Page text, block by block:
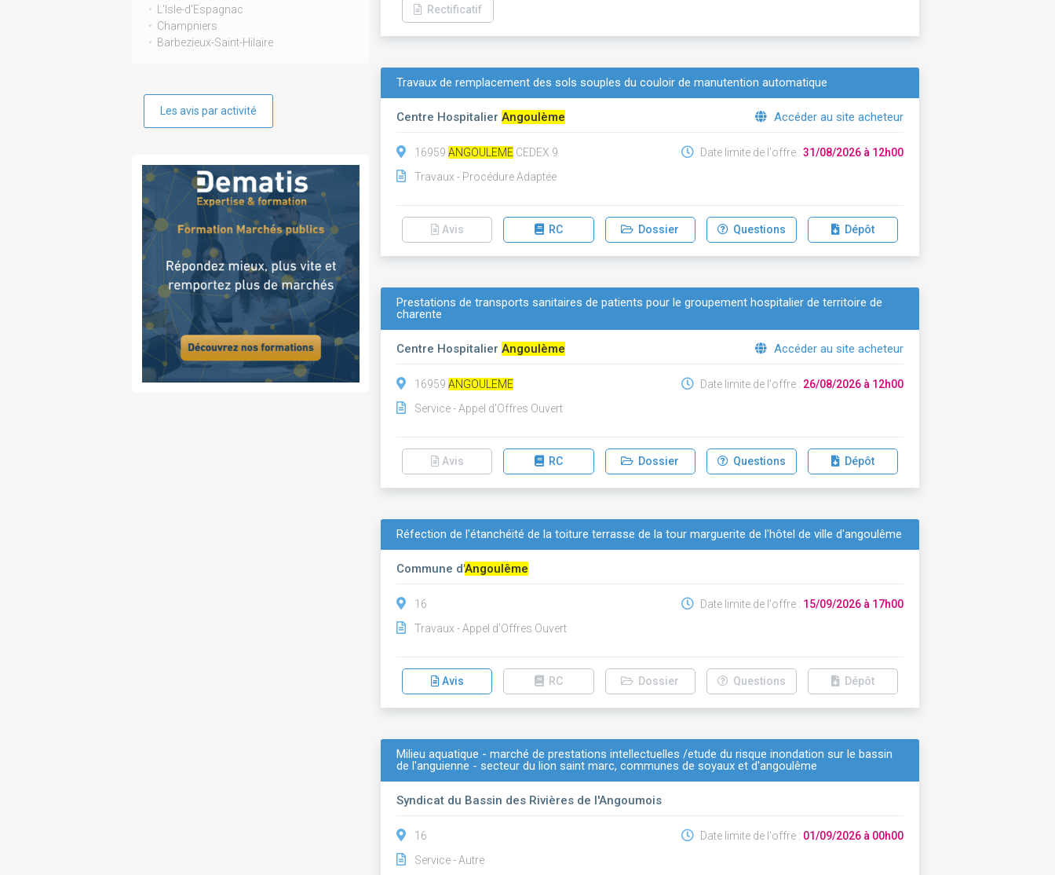
L'Isle-d'Espagnac
Champniers
Barbezieux-Saint-Hilaire
Les avis par activité
Rectificatif
Travaux de remplacement des sols souples du couloir de manutention automatique
Centre HospitalierAngoulème Accéder au site acheteur
16959ANGOULEME CEDEX 9
Travaux - Procédure Adaptée
Date limite de l'offre : 31/08/2026 à 12h00
Avis RC Dossier Questions Dépôt
Prestations de transports sanitaires de patients pour le groupement hospitalier de territoire de
charente
Centre HospitalierAngoulème Accéder au site acheteur
16959ANGOULEME
Service - Appel d'Offres Ouvert
Date limite de l'offre : 26/08/2026 à 12h00
Avis RC Dossier Questions Dépôt
Réfection de l'étanchéité de la toiture terrasse de la tour marguerite de l'hôtel de ville d'angoulême
Commune d'Angoulême
16
Travaux - Appel d'Offres Ouvert
Date limite de l'offre : 15/09/2026 à 17h00
Avis RC Dossier Questions Dépôt
Milieu aquatique - marché de prestations intellectuelles /etude du risque inondation sur le bassin
de l'anguienne - secteur du lion saint marc, communes de soyaux et d'angoulême
Syndicat du Bassin des Rivières de l'Angoumois
16
Service - Autre
Date limite de l'offre : 01/09/2026 à 00h00